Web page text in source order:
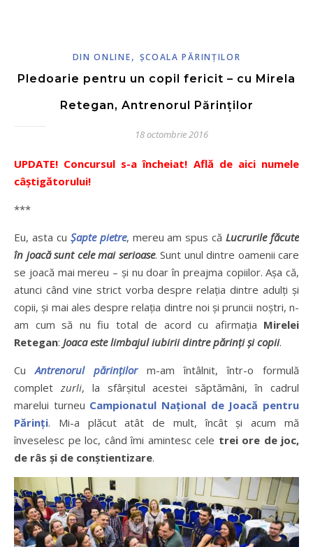
DIN ONLINE, ŞCOALA PĂRINŢILOR
Pledoarie pentru un copil fericit – cu Mirela
Retegan, Antrenorul Părinților
18 octombrie 2016
UPDATE! Concursul s-a încheiat! Află de aici numele
câștigătorului!
***
Eu, asta cu Șapte pietre, mereu am spus căLucrurile făcute
în joacă sunt cele mai serioase. Sunt unul dintre oamenii care
se joacă mai mereu – și nu doar în preajma copiilor. Așa că,
atunci când vine strict vorba despre relația dintre adulți și
copii, și mai ales despre relația dintre noi și pruncii noștri, n-
am cum să nu fiu total de acord cu afirmația Mirelei
Retegan: Joaca este limbajul iubirii dintre părinți și copii.
CuAntrenorul părințilorm-am întâlnit, într-o formulă
complet zurli, la sfârșitul acestei săptămâni, în cadrul
marelui turneu Campionatul Național de Joacă pentru
Părinți. Mi-a plăcut atât de mult, încât și acum mă
înveselesc pe loc, când îmi amintesc cele trei ore de joc,
de râs și de conștientizare.